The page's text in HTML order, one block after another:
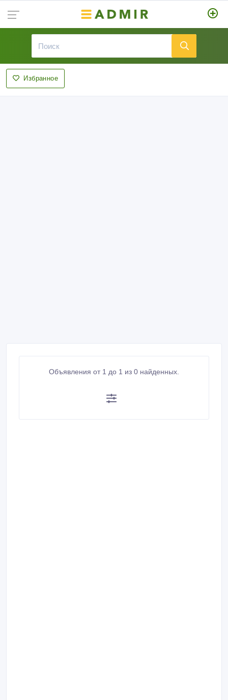
Избранное
Объявления от 1 до 1 из 0 найденных.